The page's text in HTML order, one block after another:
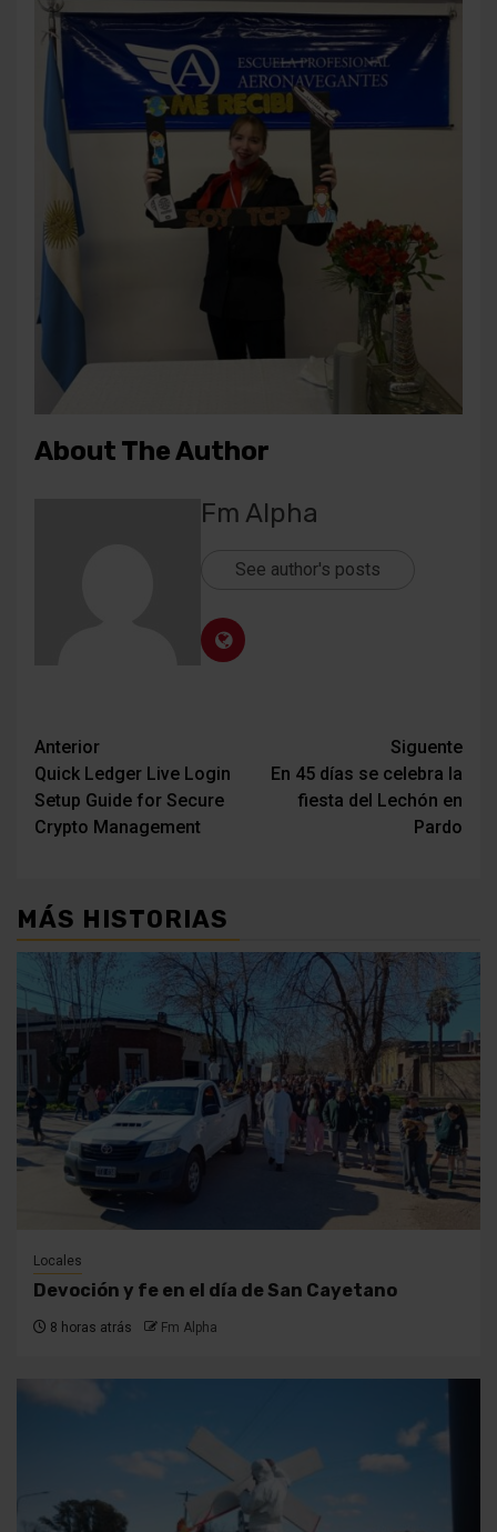
About The Author
Fm Alpha
See author's posts
Navegación
de
entradas
Anterior
Quick Ledger Live Login
Setup Guide for Secure
Crypto Management
Siguente
En 45 días se celebra la
fiesta del Lechón en
Pardo
MÁS HISTORIAS
Locales
Devoción y fe en el día de San Cayetano
8 horas atrás Fm Alpha